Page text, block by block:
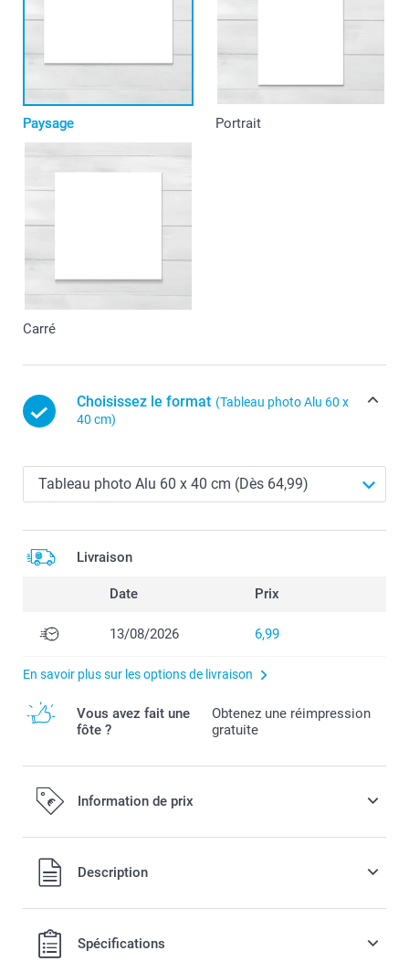
Paysage Portrait
Carré
Choisissez le format (Tableau photo Alu 60 x
40 cm)
Livraison
Date Prix
13/08/2026 6,99
En savoir plus sur les options de livraison
Vous avez fait une
fôte ?
Obtenez une réimpression
gratuite
Information de prix
Tous les prix sont en EURO (€), TVA incluse et hors frais de
port.
Description
Spécifications